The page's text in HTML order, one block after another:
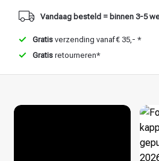
Vandaag besteld = binnen 3-5
Gratis verzending vanaf € 35,- *
Gratis retourneren*